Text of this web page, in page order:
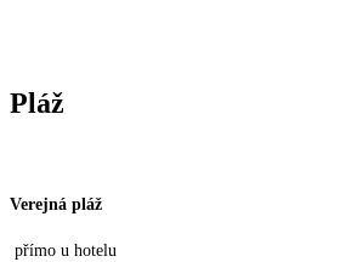
Pláž
Verejná pláž
přímo u hotelu